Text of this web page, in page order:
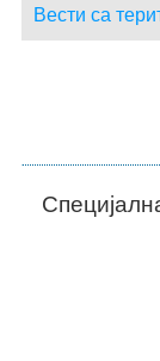
Вести са